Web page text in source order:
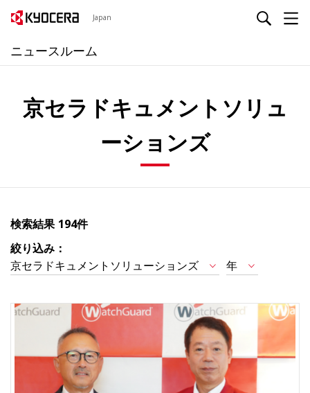
Japan
ニュースルーム
京セラドキュメントソリュ
ーションズ
検索結果 194件
絞り込み：
京セラドキュメントソリューションズ
年